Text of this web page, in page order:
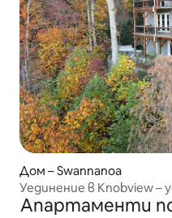
Дом – Swannanoa
Уединение в Knobview –
убежище
Апартаменти